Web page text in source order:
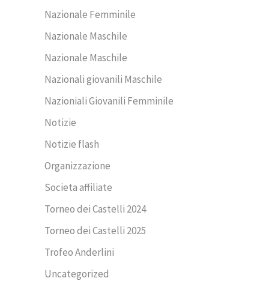
Nazionale Femminile
Nazionale Maschile
Nazionale Maschile
Nazionali giovanili Maschile
Nazioniali Giovanili Femminile
Notizie
Notizie flash
Organizzazione
Societa affiliate
Torneo dei Castelli 2024
Torneo dei Castelli 2025
Trofeo Anderlini
Uncategorized